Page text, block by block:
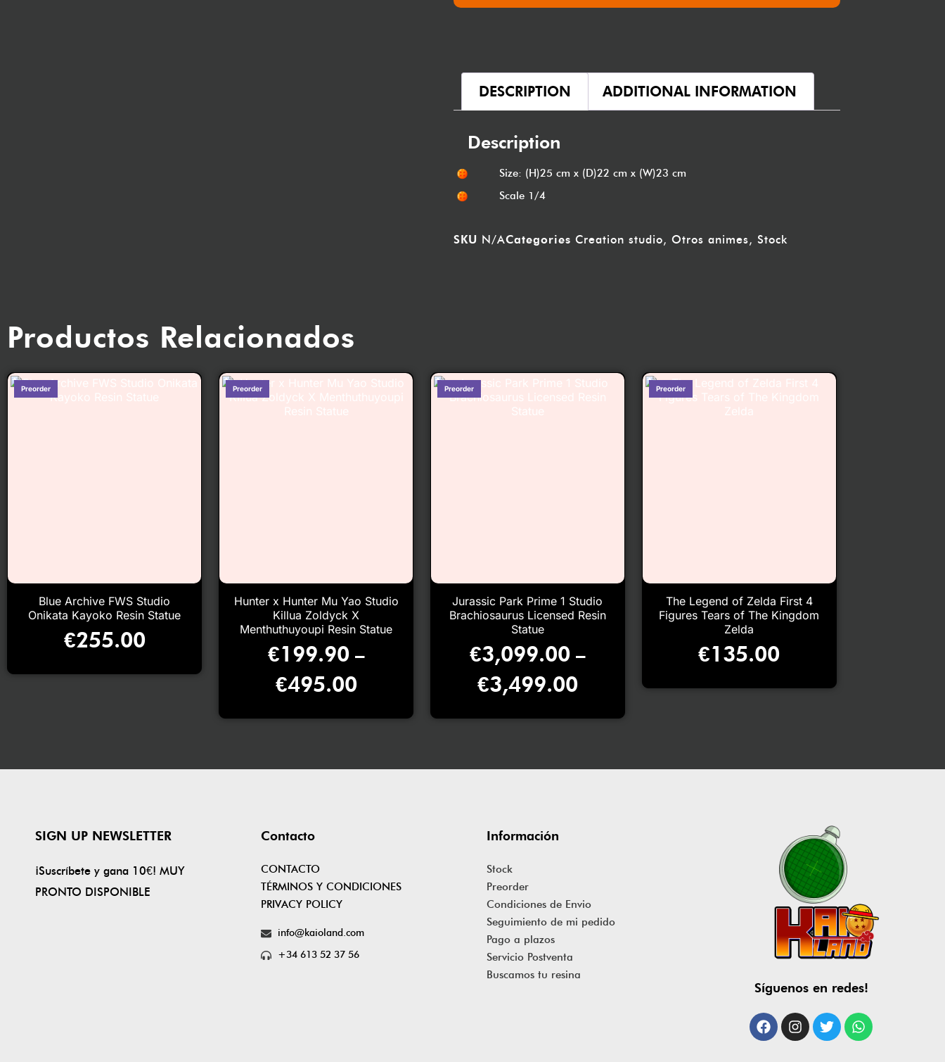
DESCRIPTION ADDITIONAL INFORMATION
Description
Size: (H)25 cm x (D)22 cm x (W)23 cm
Scale 1/4
SKU N/ACategories Creation studio, Otros animes, Stock
Productos Relacionados
Blue Archive FWS Studio
Onikata Kayoko Resin Statue
€255.00
Hunter x Hunter Mu Yao Studio
Killua Zoldyck X
Menthuthuyoupi Resin Statue
€199.90 –
€495.00
Jurassic Park Prime 1 Studio
Brachiosaurus Licensed Resin
Statue
€3,099.00 –
€3,499.00
The Legend of Zelda First 4
Figures Tears of The Kingdom
Zelda
€135.00
SIGN UP NEWSLETTER
¡Suscríbete y gana 10€! MUY
PRONTO DISPONIBLE
Contacto
CONTACTO
TÉRMINOS Y CONDICIONES
PRIVACY POLICY
info@kaioland.com
+34 613 52 37 56
Información
Stock
Preorder
Condiciones de Envio
Seguimiento de mi pedido
Pago a plazos
Servicio Postventa
Buscamos tu resina
Síguenos en redes!